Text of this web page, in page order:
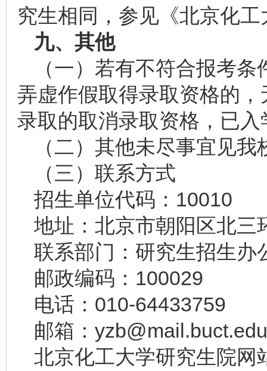
究生相同，参见《北京化
九、其他
（一）若有不符合报考
弄虚作假取得录取资格的
录取的取消录取资格，已
（二）其他未尽事宜见
（三）联系方式
招生单位代码：10010
地址：北京市朝阳区北三
联系部门：研究生招生办
邮政编码：100029
电话：010-64433759
邮箱：
北京化工大学研究生院网